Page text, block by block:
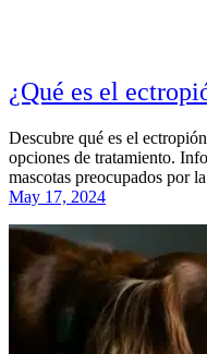
¿Qué es el
Descubre qué es el
opciones de tratamiento.
mascotas preocupados por
May 17, 2024